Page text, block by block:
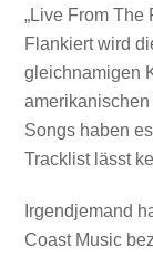
„Live From The
Flankiert wird
gleichnamigen
Songs haben
Tracklist lässt
Irgendjemand
Coast Music